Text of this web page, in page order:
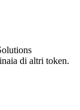
di altri token.